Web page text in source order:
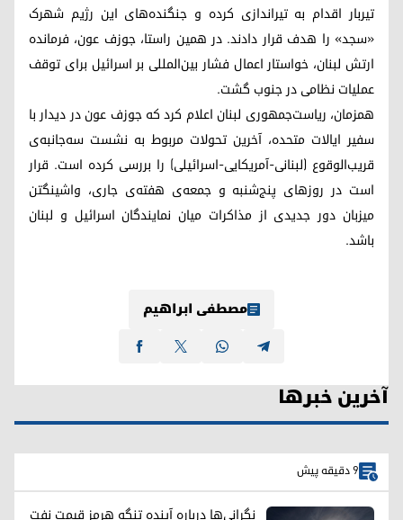
تیربار اقدام به تیراندازی کرده و جنگنده‌های این رژیم شهرک
«سجد» را هدف قرار دادند. در همین راستا، جوزف عون، فرمانده
ارتش لبنان، خواستار اعمال فشار بین‌المللی بر اسرائیل برای توقف
عملیات نظامی در جنوب گشت.
همزمان، ریاست‌جمهوری لبنان اعلام کرد که جوزف عون در دیدار با
سفیر ایالات متحده، آخرین تحولات مربوط به نشست سه‌جانبه‌ی
قریب‌الوقوع (لبنانی-آمریکایی-اسرائیلی) را بررسی کرده است. قرار
است در روزهای پنج‌شنبه و جمعه‌ی هفته‌ی جاری، واشینگتن
میزبان دور جدیدی از مذاکرات میان نمایندگان اسرائیل و لبنان
باشد.
مصطفی ابراهیم
آخرین خبرها
9 دقیقه پیش
نگرانی‌ها درباره آینده تنگه هرمز قیمت نفت